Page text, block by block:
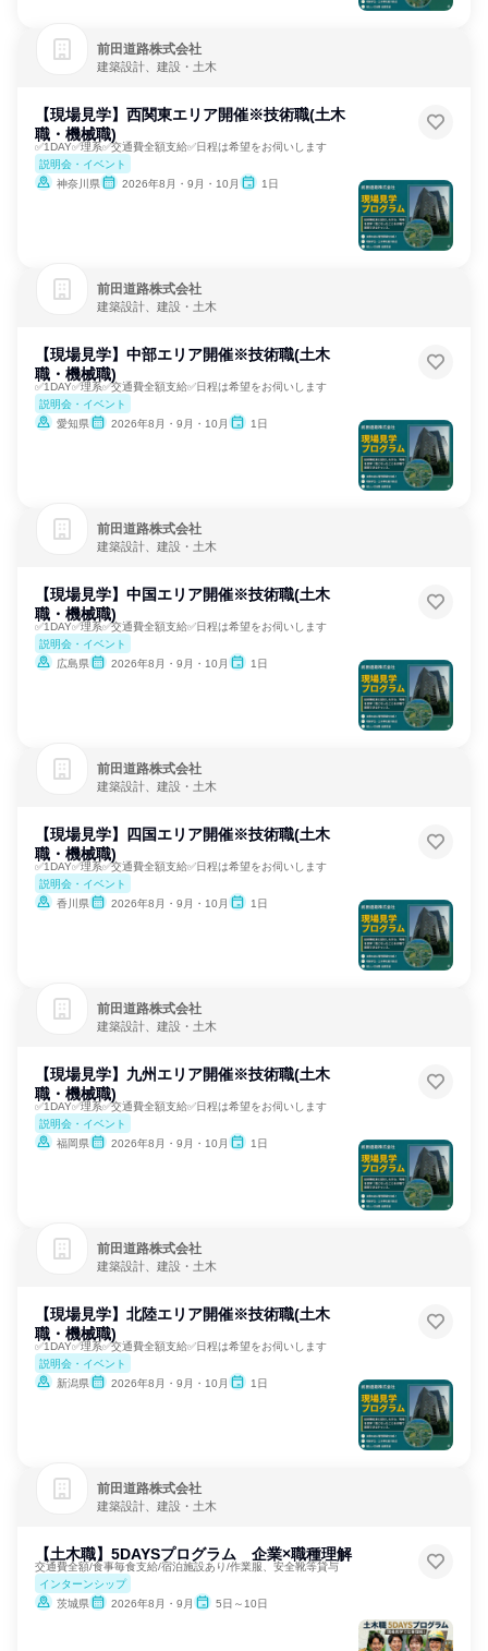
前田道路株式会社
建築設計、建設・土木
【現場見学】西関東エリア開催※技術職(土木
職・機械職)
✅1DAY✅理系✅交通費全額支給✅日程は希望をお伺いします
説明会・イベント
神奈川県
2026年8月・9月・10月 1日
前田道路株式会社
建築設計、建設・土木
【現場見学】中部エリア開催※技術職(土木
職・機械職)
✅1DAY✅理系✅交通費全額支給✅日程は希望をお伺いします
説明会・イベント
愛知県
2026年8月・9月・10月 1日
前田道路株式会社
建築設計、建設・土木
【現場見学】中国エリア開催※技術職(土木
職・機械職)
✅1DAY✅理系✅交通費全額支給✅日程は希望をお伺いします
説明会・イベント
広島県
2026年8月・9月・10月 1日
前田道路株式会社
建築設計、建設・土木
【現場見学】四国エリア開催※技術職(土木
職・機械職)
✅1DAY✅理系✅交通費全額支給✅日程は希望をお伺いします
説明会・イベント
香川県
2026年8月・9月・10月 1日
前田道路株式会社
建築設計、建設・土木
【現場見学】九州エリア開催※技術職(土木
職・機械職)
✅1DAY✅理系✅交通費全額支給✅日程は希望をお伺いします
説明会・イベント
福岡県
2026年8月・9月・10月 1日
前田道路株式会社
建築設計、建設・土木
【現場見学】北陸エリア開催※技術職(土木
職・機械職)
✅1DAY✅理系✅交通費全額支給✅日程は希望をお伺いします
説明会・イベント
新潟県
2026年8月・9月・10月 1日
前田道路株式会社
建築設計、建設・土木
【土木職】5DAYSプログラム 企業×職種理解
交通費全額/食事毎食支給/宿泊施設あり/作業服、安全靴等貸与
インターンシップ
茨城県
2026年8月・9月 5日～10日